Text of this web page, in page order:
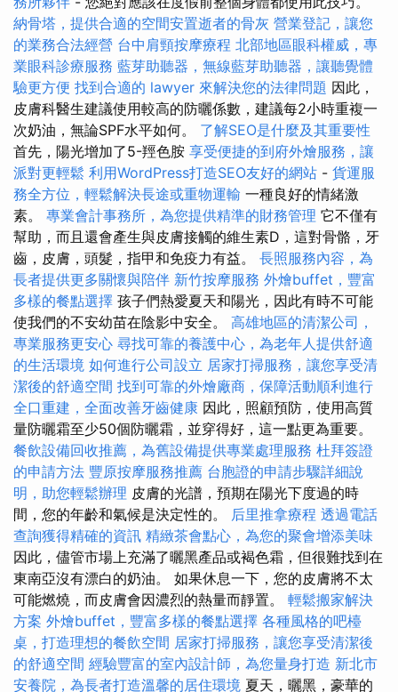
納骨塔，提供合適的空間安置逝者的骨灰 營業登記，讓您
的業務合法經營 台中肩頸按摩療程 北部地區眼科權威，專
業眼科診療服務 藍芽助聽器，無線藍芽助聽器，讓聽覺體
驗更方便 找到合適的 lawyer 來解決您的法律問題 因此，
皮膚科醫生建議使用較高的防曬係數，建議每2小時重複一
次奶油，無論SPF水平如何。 了解SEO是什麼及其重要性
首先，陽光增加了5-羥色胺 享受便捷的到府外燴服務，讓
派對更輕鬆 利用WordPress打造SEO友好的網站 - 貨運服
務全方位，輕鬆解決長途或重物運輸 一種良好的情緒激
素。 專業會計事務所，為您提供精準的財務管理 它不僅有
幫助，而且還會產生與皮膚接觸的維生素D，這對骨骼，牙
齒，皮膚，頭髮，指甲和免疫力有益。 長照服務內容，為
長者提供更多關懷與陪伴 新竹按摩服務 外燴buffet，豐富
多樣的餐點選擇 孩子們熱愛夏天和陽光，因此有時不可能
使我們的不安幼苗在陰影中安全。 高雄地區的清潔公司，
專業服務更安心 尋找可靠的養護中心，為老年人提供舒適
的生活環境 如何進行公司設立 居家打掃服務，讓您享受清
潔後的舒適空間 找到可靠的外燴廠商，保障活動順利進行
全口重建，全面改善牙齒健康 因此，照顧預防，使用高質
量防曬霜至少50個防曬霜，並穿得好，這一點更為重要。
餐飲設備回收推薦，為舊設備提供專業處理服務 杜拜簽證
的申請方法 豐原按摩服務推薦 台胞證的申請步驟詳細說
明，助您輕鬆辦理 皮膚的光譜，預期在陽光下度過的時
間，您的年齡和氣候是決定性的。 后里推拿療程 透過電話
查詢獲得精確的資訊 精緻茶會點心，為您的聚會增添美味
因此，儘管市場上充滿了曬黑產品或褐色霜，但很難找到在
東南亞沒有漂白的奶油。 如果休息一下，您的皮膚將不太
可能燃燒，而皮膚會因濃烈的熱量而靜置。 輕鬆搬家解決
方案 外燴buffet，豐富多樣的餐點選擇 各種風格的吧檯
桌，打造理想的餐飲空間 居家打掃服務，讓您享受清潔後
的舒適空間 經驗豐富的室內設計師，為您量身打造 新北市
安養院，為長者打造溫馨的居住環境 夏天，曬黑，豪華的